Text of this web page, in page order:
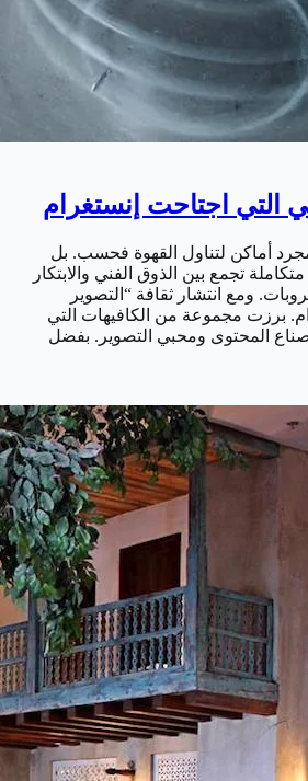
التي اجتاحت إنستغرام
أماكن لتناول القهوة فحسب. بل
تجمع بين الذوق الفني والابتكار
ومع انتشار ثقافة “التصوير
برزت مجموعة من الكافيهات التي
المحتوى ومحبي التصوير. بفضل